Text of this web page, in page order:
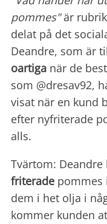
pommes"är
delat på det
Deandre, som är
oartiga när de
som @dresav92,
visat när en kund
efter nyfriterade
alls.
Tvärtom: Deandre
friterade pommes
dem i het olja i
kommer kunden